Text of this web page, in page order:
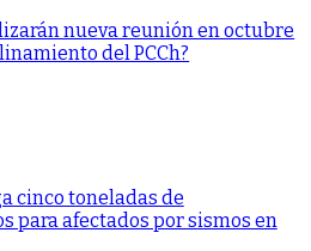
nueva reunión en octubre
del PCCh?
cinco toneladas de
para afectados por sismos en